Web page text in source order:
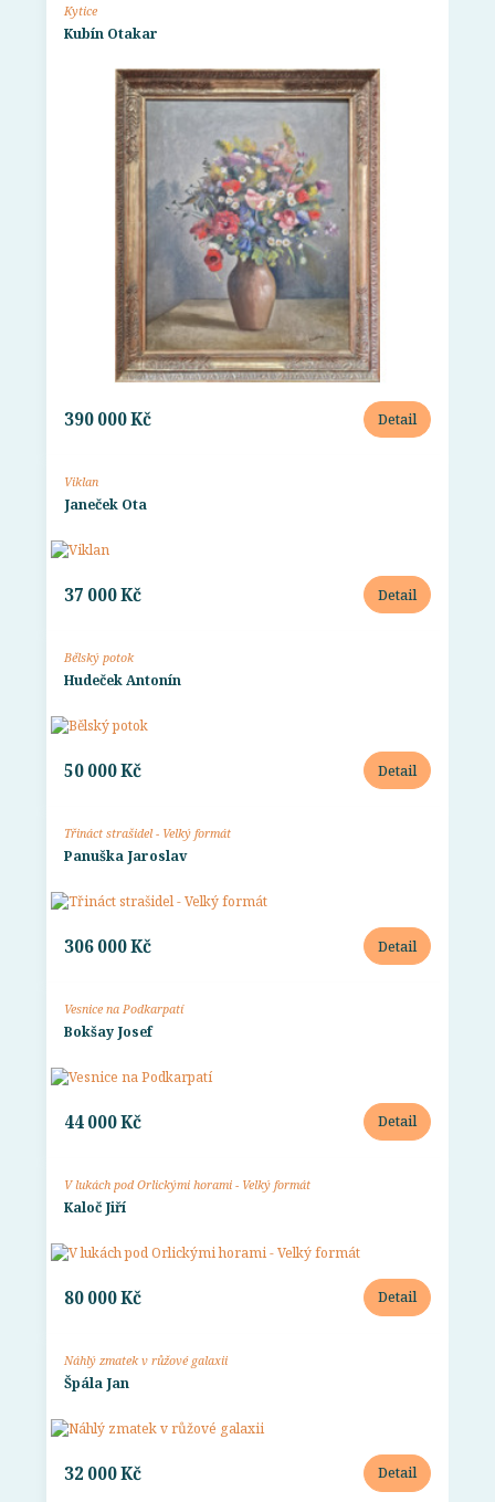
Kytice
Kubín Otakar
390 000 Kč Detail
Viklan
Janeček Ota
37 000 Kč Detail
Bělský potok
Hudeček Antonín
50 000 Kč Detail
Třináct strašidel - Velký formát
Panuška Jaroslav
306 000 Kč Detail
Vesnice na Podkarpatí
Bokšay Josef
44 000 Kč Detail
V lukách pod Orlickými horami - Velký formát
Kaloč Jiří
80 000 Kč Detail
Náhlý zmatek v růžové galaxii
Špála Jan
32 000 Kč Detail